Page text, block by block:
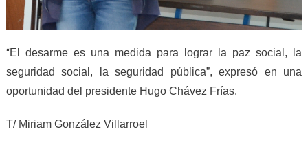
“El desarme es una medida para lograr la paz social, la
seguridad social, la seguridad pública”, expresó en una
oportunidad del presidente Hugo Chávez Frías.
T/ Miriam González Villarroel